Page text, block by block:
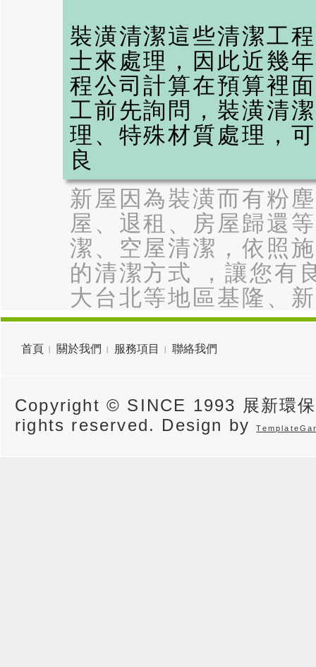
裝潢清潔這些清潔工
士來處理，因此近幾
程公司計算在預算裡
工前先詢問，裝潢清
理、特殊材質處理，
良
新屋因為裝潢而有粉
屋、退租、房屋歸還
潔、空屋清潔，依照
的清潔方式 ，讓您有
大台北等地區基隆、
首頁 關於我們 服務項目 聯絡我們
Copyright © SINCE 1993 展新環
rights reserved. Design by